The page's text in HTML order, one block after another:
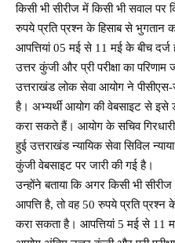
किसी भी सीरीज में किसी भी सवाल पर
रुपये प्रति प्रश्न के हिसाब से भुगतान
आपत्तियां 05 मई से 11 मई के बीच
उत्तर कुंजी और प्री परीक्षा का परिणाम
उत्तराखंड लोक सेवा आयोग ने पीसीएस-
है। अभ्यर्थी आयोग की वेबसाइट से इसे
करा सकते हैं। आयोग के सचिव
हुई उत्तराखंड न्यायिक सेवा सिविल
कुंजी वेबसाइट पर जारी की गई है।
उन्होंने बताया कि अगर किसी भी
आपत्ति है, तो वह 50 रुपये प्रति
करा सकता है। आपत्तियां 5 मई से 11